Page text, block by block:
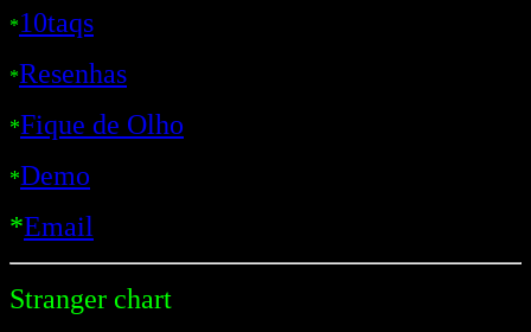
*10taqs
*Resenhas
*Fique de Olho
*Demo
*Email
Stranger chart